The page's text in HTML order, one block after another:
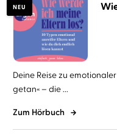
NEU
Deine Reise zu
getan« – die ...
Zum Hörbuch